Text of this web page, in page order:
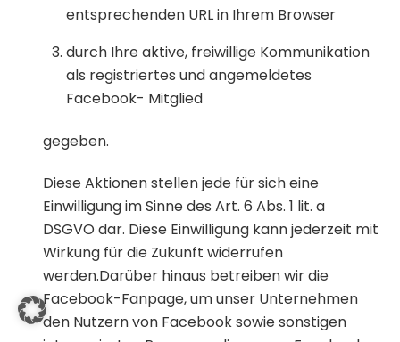
entsprechenden URL in Ihrem Browser
durch Ihre aktive, freiwillige Kommunikation
als registriertes und angemeldetes
Facebook- Mitglied
gegeben.
Diese Aktionen stellen jede für sich eine
Einwilligung im Sinne des Art. 6 Abs. 1 lit. a
DSGVO dar. Diese Einwilligung kann jederzeit mit
Wirkung für die Zukunft widerrufen
werden.Darüber hinaus betreiben wir die
Facebook-Fanpage, um unser Unternehmen
den Nutzern von Facebook sowie sonstigen